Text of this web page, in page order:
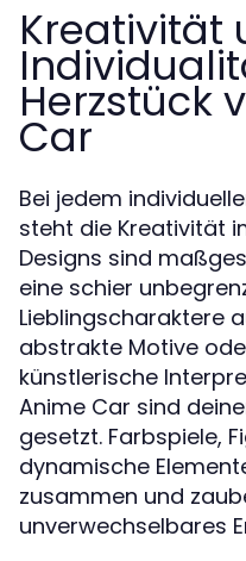
Kreativität
Herzstück
Car
Bei jedem
steht die Kreativität
Designs sind
eine schier
Lieblingscharaktere
abstrakte Motive
künstlerische
Anime Car sind
gesetzt. Farbspiele,
dynamische
zusammen und
unverwechselbares